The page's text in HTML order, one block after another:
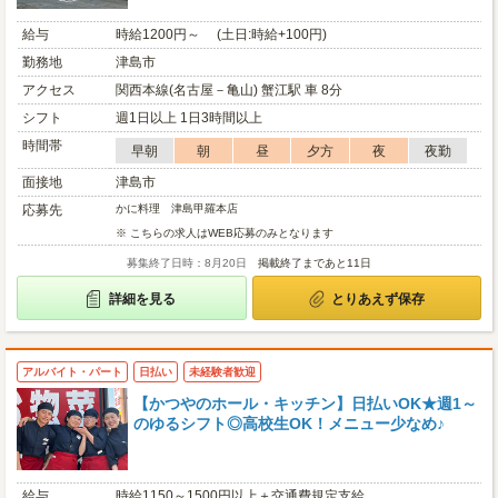
給与
時給1200円～ (土日:時給+100円)
勤務地
津島市
アクセス
関西本線(名古屋－亀山) 蟹江駅 車 8分
シフト
週1日以上 1日3時間以上
時間帯
早朝 朝 昼 夕方 夜
夜勤
面接地
津島市
応募先
かに料理 津島甲羅本店
※ こちらの求人はWEB応募のみとなります
募集終了日時：8月20日 掲載終了まであと11日
詳細を見る とりあえず保存
アルバイト・パート 日払い 未経験者歓迎
【かつやのホール・キッチン】日払いOK★週1～
のゆるシフト◎高校生OK！メニュー少なめ♪